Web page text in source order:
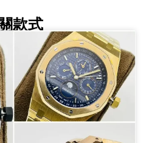
款式